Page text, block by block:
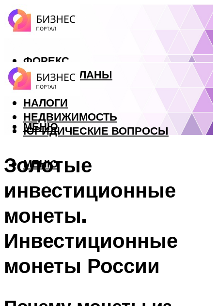
ФОРЕКС
БИЗНЕС ПЛАНЫ
КРЕДИТЫ
НАЛОГИ
НЕДВИЖИМОСТЬ
ЮРИДИЧЕСКИЕ ВОПРОСЫ
МЕНЮ
МЕНЮ
Золотые
инвестиционные
монеты.
Инвестиционные
монеты России